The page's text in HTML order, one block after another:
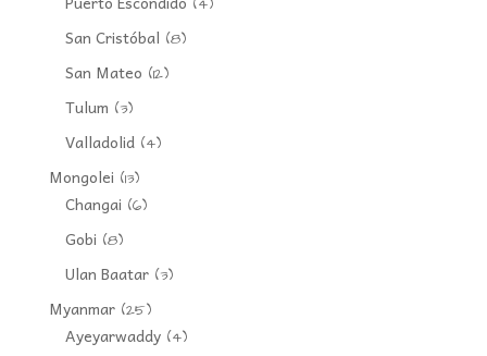
San Cristóbal (8)
San Mateo (12)
Tulum (3)
Valladolid(4)
Mongolei (13)
Changai (6)
Gobi (8)
Ulan Baatar(3)
Myanmar(25)
Ayeyarwaddy(4)